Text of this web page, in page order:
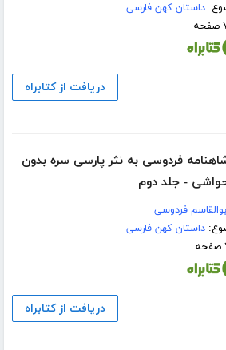
داستان کهن فارسی
دریافت از کتابراه
فردوسی به نثر پارسی سره بدون
حواشی - جلد دوم
فردوسی
داستان کهن فارسی
دریافت از کتابراه